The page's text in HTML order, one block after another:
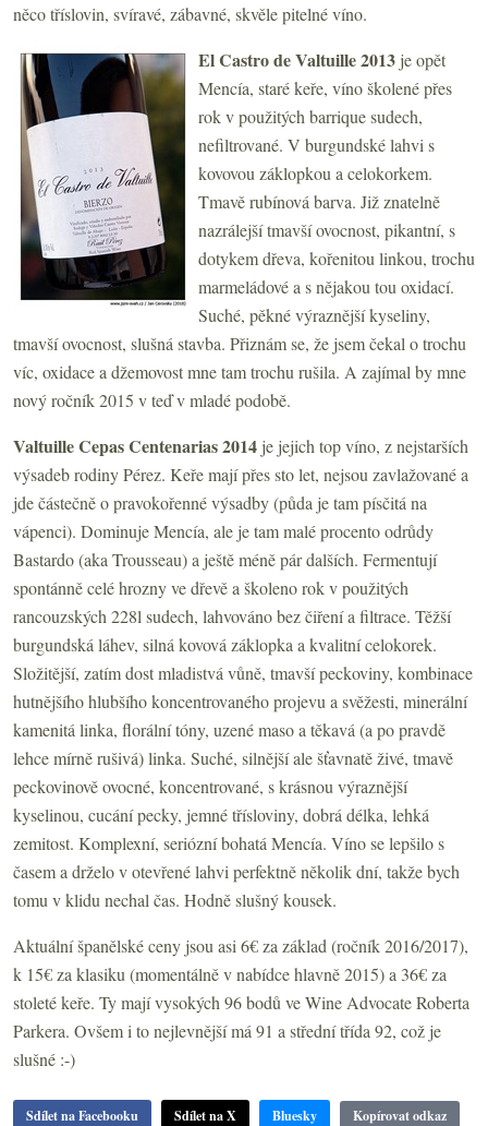
něco tříslovin, svíravé, zábavné, skvěle pitelné víno.
El Castro de Valtuille 2013 je opět
Mencía, staré keře, víno školené přes
rok v použitých barrique sudech,
nefiltrované. V burgundské lahvi s
kovovou záklopkou a celokorkem.
Tmavě rubínová barva. Již znatelně
nazrálejší tmavší ovocnost, pikantní, s
dotykem dřeva, kořenitou linkou, trochu
marmeládové a s nějakou tou oxidací.
Suché, pěkné výraznější kyseliny,
tmavší ovocnost, slušná stavba. Přiznám se, že jsem čekal o trochu
víc, oxidace a džemovost mne tam trochu rušila. A zajímal by mne
nový ročník 2015 v teď v mladé podobě.
Valtuille Cepas Centenarias 2014 je jejich top víno, z nejstarších
výsadeb rodiny Pérez. Keře mají přes sto let, nejsou zavlažované a
jde částečně o pravokořenné výsadby (půda je tam písčitá na
vápenci). Dominuje Mencía, ale je tam malé procento odrůdy
Bastardo (aka Trousseau) a ještě méně pár dalších. Fermentují
spontánně celé hrozny ve dřevě a školeno rok v použitých
rancouzských 228l sudech, lahvováno bez čiření a filtrace. Těžší
burgundská láhev, silná kovová záklopka a kvalitní celokorek.
Složitější, zatím dost mladistvá vůně, tmavší peckoviny, kombinace
hutnějšího hlubšího koncentrovaného projevu a svěžesti, minerální
kamenitá linka, florální tóny, uzené maso a těkavá (a po pravdě
lehce mírně rušivá) linka. Suché, silnější ale šťavnatě živé, tmavě
peckovinově ovocné, koncentrované, s krásnou výraznější
kyselinou, cucání pecky, jemné třísloviny, dobrá délka, lehká
zemitost. Komplexní, seriózní bohatá Mencía. Víno se lepšilo s
časem a drželo v otevřené lahvi perfektně několik dní, takže bych
tomu v klidu nechal čas. Hodně slušný kousek.
Aktuální španělské ceny jsou asi 6€ za základ (ročník 2016/2017),
k 15€ za klasiku (momentálně v nabídce hlavně 2015) a 36€ za
stoleté keře. Ty mají vysokých 96 bodů ve Wine Advocate Roberta
Parkera. Ovšem i to nejlevnější má 91 a střední třída 92, což je
slušné :-)
Sdílet na Facebooku Sdílet na X Bluesky Kopírovat odkaz